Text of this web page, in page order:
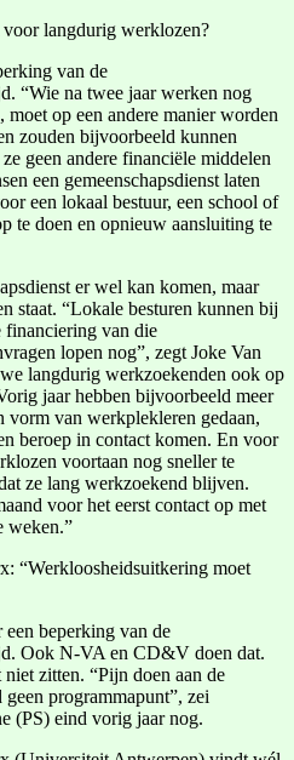
voor langdurig werklozen?
van de
“Wie na twee jaar werken nog
moet op een andere manier worden
zouden bijvoorbeeld kunnen
geen andere financiële middelen
een gemeenschapsdienst laten
een lokaal bestuur, een school of
te doen en opnieuw aansluiting te
er wel kan komen, maar
staat. “Lokale besturen kunnen bij
financiering van die
lopen nog”, zegt Joke Van
langdurig werkzoekenden ook op
jaar hebben bijvoorbeeld meer
vorm van werkplekleren gedaan,
beroep in contact komen. En voor
voortaan nog sneller te
ze lang werkzoekend blijven.
voor het eerst contact op met
weken.”
“Werkloosheidsuitkering moet
beperking van de
Ook N-VA en CD&V doen dat.
zitten. “Pijn doen aan de
programmapunt”, zei
(PS) eind vorig jaar nog.